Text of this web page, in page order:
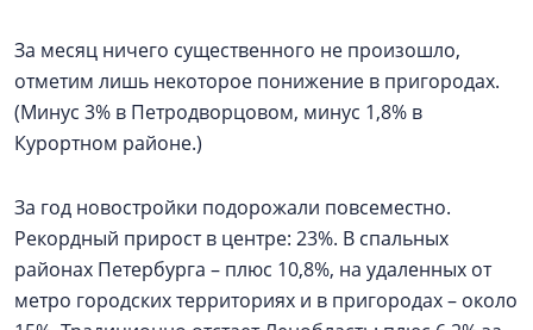
За месяц ничего существенного не произошло,
отметим лишь некоторое понижение в пригородах.
(Минус 3% в Петродворцовом, минус 1,8% в
Курортном районе.)
За год новостройки подорожали повсеместно.
Рекордный прирост в центре: 23%. В спальных
районах Петербурга – плюс 10,8%, на удаленных от
метро городских территориях и в пригородах – около